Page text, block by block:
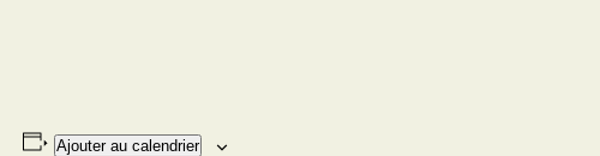
Ajouter au calendrier